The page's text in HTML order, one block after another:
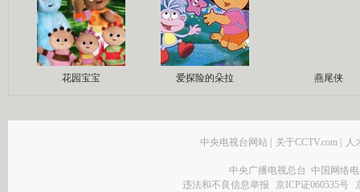
花园宝宝 爱探险的朵拉 燕尾侠
中央电视台网站 关于CCTV.com 人
中央广播电视总台 中国网络
违法和不良信息举报
京ICP证060535号